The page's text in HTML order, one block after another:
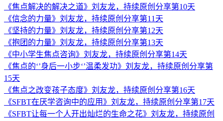
《焦点解决的解决之道》刘友龙，持续原创分享第10天
《信念的力量》刘友龙，持续原创分享第11天
《坚持的力量》刘友龙，持续原创分享第12天
《抱团的力量》刘友龙，持续原创分享第13天
《中小学生焦点咨询》刘友龙，持续原创分享第14天
《焦点的‘’身后一小步‘’温柔发功》刘友龙，持续原创分享第
15天
《焦点之改变孩子态度》刘友龙，持续原创分享第16天
《SFBT在厌学咨询中的应用》刘友龙，持续原创分享第17天
《SFBT让每一个人开出灿烂的生命之花》刘友龙，持续原创